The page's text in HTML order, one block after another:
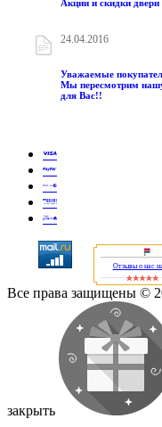
Акции и скидки двери
24.04.2016
Уважаемые
Мы пересмотрим
для Вас!!
Отзывы о нас
Все права защищены ©
закрыть